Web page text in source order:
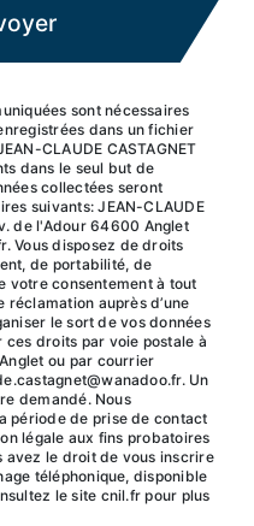
sont nécessaires
dans un fichier
CLAUDE CASTAGNET
dans le seul but de
collectées seront
suivants: JEAN-CLAUDE
de l'Adour 64600 Anglet
Vous disposez de droits
de portabilité, de
votre consentement à tout
auprès d’une
le sort de vos données
droits par voie postale à
ou par courrier
Un
demandé. Nous
période de prise de contact
légale aux fins probatoires
avez le droit de vous inscrire
téléphonique, disponible
le site cnil.fr pour plus